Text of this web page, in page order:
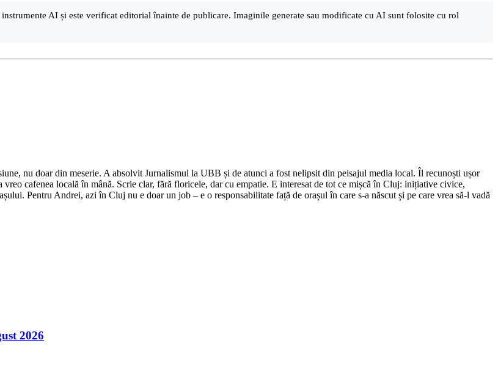
AI și este verificat editorial înainte de publicare. Imaginile generate sau modificate cu AI sunt folosite cu rol
nu doar din meserie. A absolvit Jurnalismul la UBB și de atunci a fost nelipsit din peisajul media local. Îl recunoști ușor
cafenea locală în mână. Scrie clar, fără floricele, dar cu empatie. E interesat de tot ce mișcă în Cluj: inițiative civice,
Pentru Andrei, azi în Cluj nu e doar un job – e o responsabilitate față de orașul în care s-a născut și pe care vrea să-l vadă
2026